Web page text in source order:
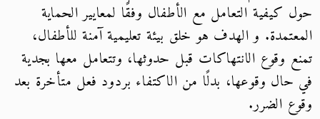
حول كيفية التعامل مع الأطفال وفقًا لمعايير الحماية
المعتمدة. و الهدف هو خلق بيئة تعليمية آمنة للأطفال،
تمنع وقوع الانتهاكات قبل حدوثها، وتتعامل معها بجدية
في حال وقوعها، بدلًا من الاكتفاء بردود فعل متأخرة بعد
وقوع الضرر.